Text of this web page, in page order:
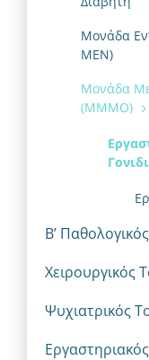
Μονάδα
ΜΕΝ)
Μονάδα
(ΜΜΜΟ)
Β’
Χειρουργικός
Ψυχιατρικός